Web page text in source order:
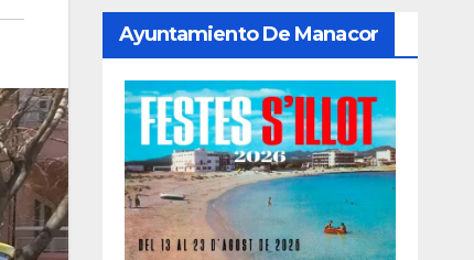
Ayuntamiento De Manacor